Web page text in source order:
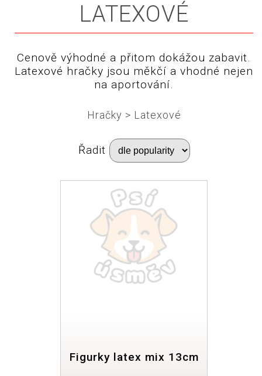
LATEXOVÉ
Cenově výhodné a přitom dokážou zabavit.
Latexové hračky jsou měkčí a vhodné nejen
na aportování.
Hračky > Latexové
Řadit
Figurky latex mix 13cm